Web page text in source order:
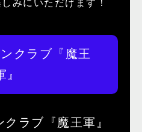
クラブ『魔王
』